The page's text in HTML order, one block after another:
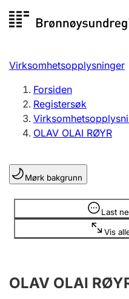
Registersøk
Aksjeselskap
Enkeltpersonforetak
Registrere, endre, slette
Lag og forening
Registrere, endre, slette
Årsregnskap
Virksomhetsopplysninger
Forsiden
Registersøk
OLAV OLAI RØYR
Mørk bakgrunn
Last
Vis
Opplysninger er skjult
OLAV OLAI